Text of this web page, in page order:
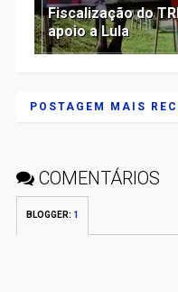
Fiscalização do
apoio a Lula
POSTAGEM MAIS
COMENTÁRIOS
BLOGGER: 1